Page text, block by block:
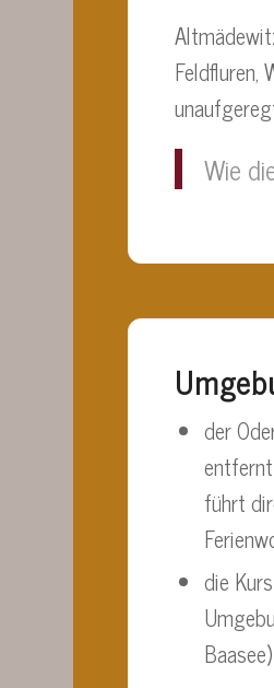
Feldfluren,
Wie
der
führt
die